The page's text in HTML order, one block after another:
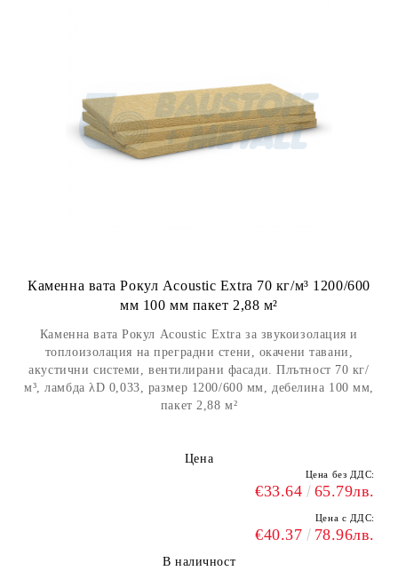
Каменна вата Рокул Acoustic Extra 70 кг/м³ 1200/600
мм 100 мм пакет 2,88 м²
Каменна вата Рокул Acoustic Extra за звукоизолация и
топлоизолация на преградни стени, окачени тавани,
акустични системи, вентилирани фасади. Плътност 70 кг/
м³, ламбда λD 0,033, размер 1200/600 мм, дебелина 100 мм,
пакет 2,88 м²
Цена
Цена без ДДС:
€33.64 65.79лв.
Цена с ДДС:
€40.37 78.96лв.
В наличност